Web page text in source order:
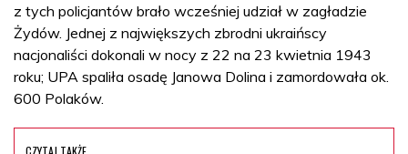
z tych policjantów brało wcześniej udział w zagładzie
Żydów. Jednej z największych zbrodni ukraińscy
nacjonaliści dokonali w nocy z 22 na 23 kwietnia 1943
roku; UPA spaliła osadę Janowa Dolina i zamordowała ok.
600 Polaków.
CZYTAJ TAKŻE